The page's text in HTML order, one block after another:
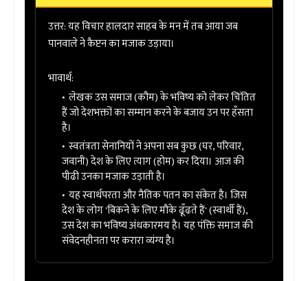
उत्तर:यह विचार हालदार साहब के मन में तब आया जब
पानवाले ने कैप्टन का मजाक उड़ाया।
भावार्थ:
लेखक उस समाज (कौम) के भविष्य को लेकर चिंतित
हैं जो देशभक्तों का सम्मान करने के बजाय उन पर हँसता
है।
स्वतंत्रता सेनानियों ने अपना सब कुछ (घर, परिवार,
जवानी) देश के लिए त्याग (होम) कर दिया। आज की
पीढी उनका मजाक उड़ाती है।
यह स्वार्थपरता और नैतिक पतन का संकेत है। जिस
देश के लोग 'बिकने के लिए मौके ढूँढते हैं' (स्वार्थी हैं),
उस देश का भविष्य अंधकारमय है। यह पंक्ति समाज की
संवेदनहीनता पर करारा व्यंग्य है।